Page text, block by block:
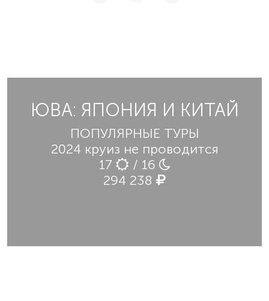
ЮВА: ЯПОНИЯ И КИТАЙ
ПОПУЛЯРНЫЕ ТУРЫ
2024 круиз не проводится
17
/ 16
294 238